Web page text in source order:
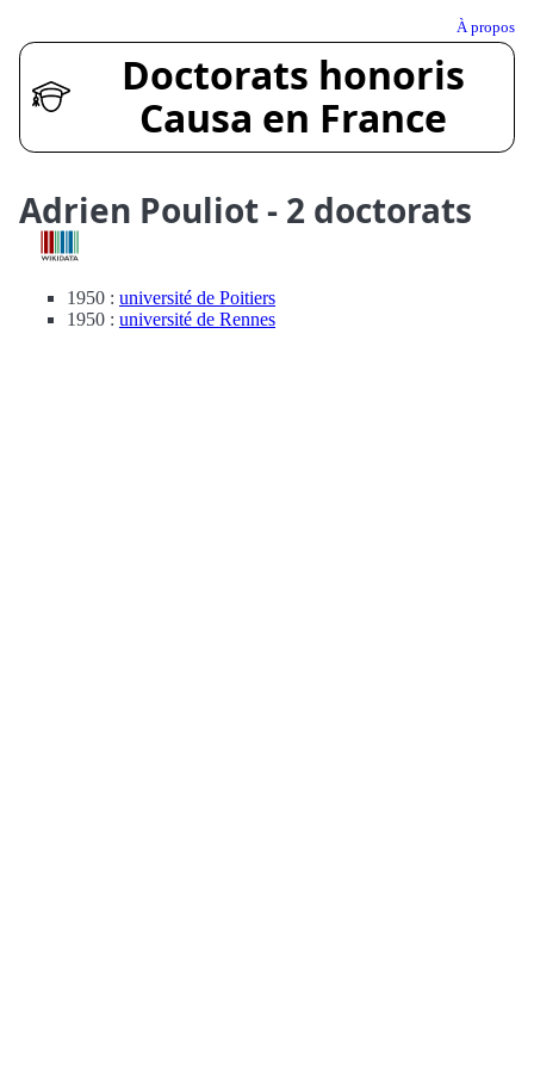
À propos
Doctorats honoris
Causa en France
Adrien Pouliot - 2 doctorats
1950 : université de Poitiers
1950 : université de Rennes